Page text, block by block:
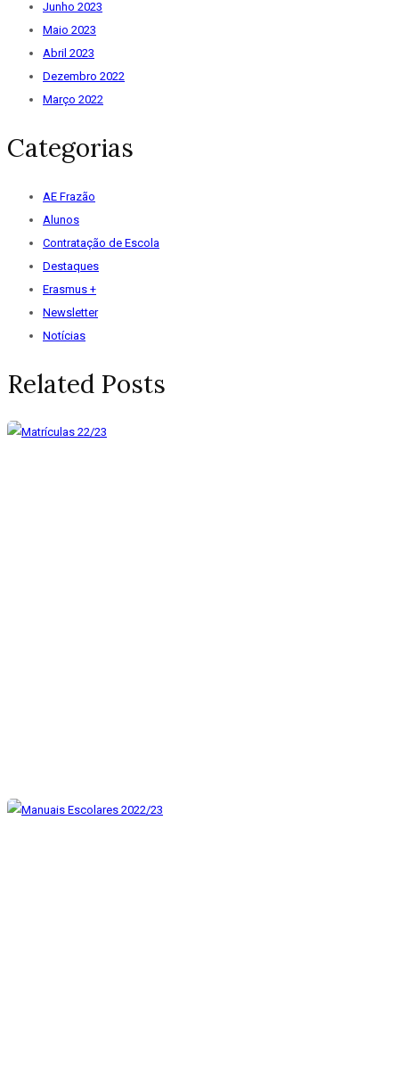
Junho 2023
Maio 2023
Abril 2023
Dezembro 2022
Março 2022
Categorias
AE Frazão
Alunos
Contratação de Escola
Destaques
Erasmus +
Newsletter
Notícias
Related Posts